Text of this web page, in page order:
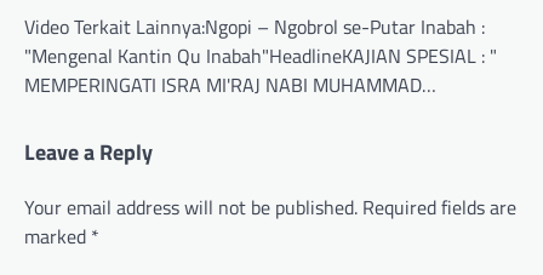
Video Terkait Lainnya:Ngopi – Ngobrol se-Putar Inabah :
"Mengenal Kantin Qu Inabah"HeadlineKAJIAN SPESIAL : "
MEMPERINGATI ISRA MI'RAJ NABI MUHAMMAD…
Leave a Reply
Your email address will not be published. Required fields are
marked *